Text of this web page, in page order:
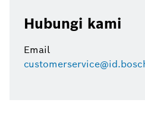
Hubungi kami
Email